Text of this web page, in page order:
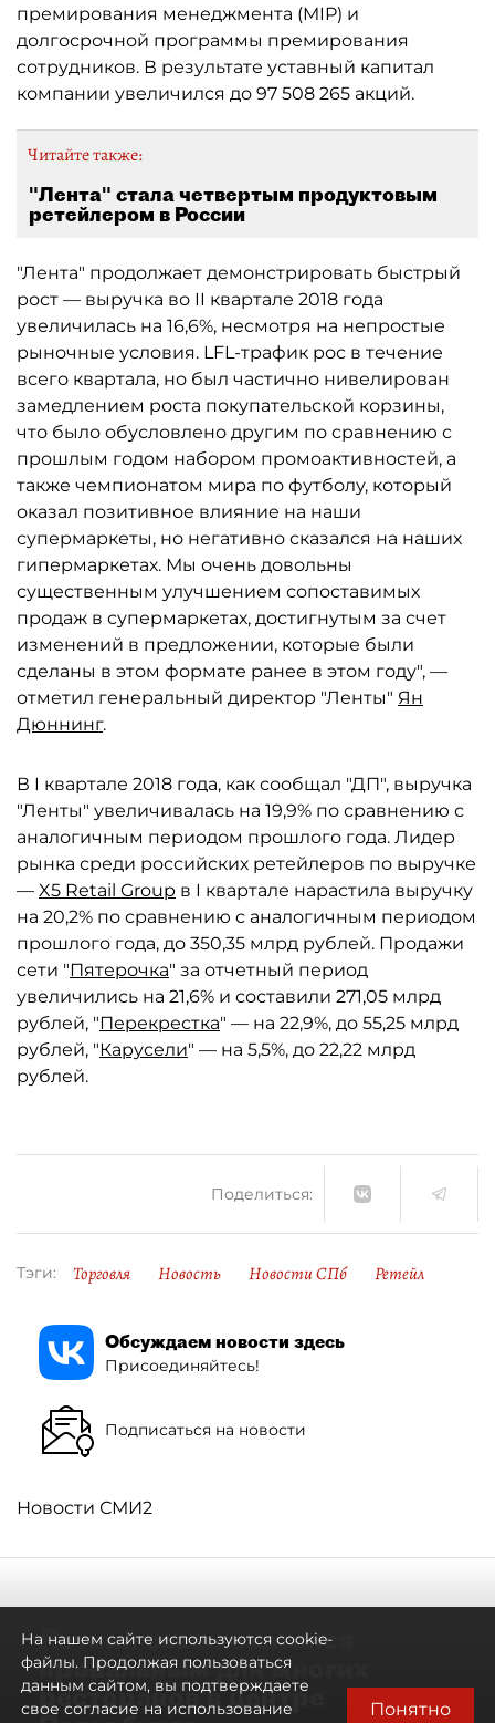
премирования менеджмента (MIP) и
долгосрочной программы премирования
сотрудников. В результате уставный капитал
компании увеличился до 97 508 265 акций.
Читайте также:
"Лента" стала четвертым продуктовым
ретейлером в России
"Лента" продолжает демонстрировать быстрый
рост — выручка во II квартале 2018 года
увеличилась на 16,6%, несмотря на непростые
рыночные условия. LFL-трафик рос в течение
всего квартала, но был частично нивелирован
замедлением роста покупательской корзины,
что было обусловлено другим по сравнению с
прошлым годом набором промоактивностей, а
также чемпионатом мира по футболу, который
оказал позитивное влияние на наши
супермаркеты, но негативно сказался на наших
гипермаркетах. Мы очень довольны
существенным улучшением сопоставимых
продаж в супермаркетах, достигнутым за счет
изменений в предложении, которые были
сделаны в этом формате ранее в этом году", —
отметил генеральный директор "Ленты" Ян
Дюннинг.
В I квартале 2018 года, как сообщал "ДП", выручка
"Ленты" увеличивалась на 19,9% по сравнению с
аналогичным периодом прошлого года. Лидер
рынка среди российских ретейлеров по выручке
— X5 Retail Group в I квартале нарастила выручку
на 20,2% по сравнению с аналогичным периодом
прошлого года, до 350,35 млрд рублей. Продажи
сети "Пятерочка" за отчетный период
увеличились на 21,6% и составили 271,05 млрд
рублей, "Перекрестка" — на 22,9%, до 55,25 млрд
рублей, "Карусели" — на 5,5%, до 22,22 млрд
рублей.
Поделиться:
Тэги: Торговля Новость Новости СПб Ретейл
Обсуждаем новости здесь
Присоединяйтесь!
Подписаться на новости
Новости СМИ2
Летний сезон оказался
провальным для многих
ресторанов в центре
На нашем сайте используются cookie-
файлы. Продолжая пользоваться
данным сайтом, вы подтверждаете
свое согласие на использование
Понятно